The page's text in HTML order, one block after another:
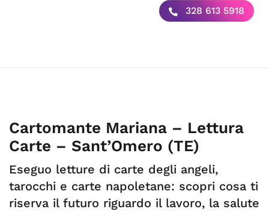
328 613 5918
Cartomante Mariana – Lettura
Carte – Sant’Omero (TE)
Eseguo letture di carte degli angeli,
tarocchi e carte napoletane: scopri cosa ti
riserva il futuro riguardo il lavoro, la salute